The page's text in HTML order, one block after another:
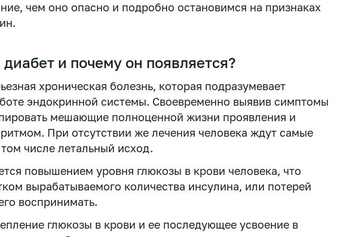
чем оно опасно и подробно остановимся на признаках
и почему он появляется?
хроническая болезнь, которая подразумевает
эндокринной системы. Своевременно выявив симптомы
мешающие полноценной жизни проявления и
При отсутствии же лечения человека ждут самые
числе летальный исход.
повышением уровня глюкозы в крови человека, что
вырабатываемого количества инсулина, или потерей
воспринимать.
глюкозы в крови и ее последующее усвоение в